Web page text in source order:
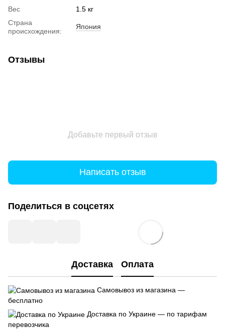
Вес
1.5 кг
Страна
происхождения:
Япония
Отзывы
Добавьте первый отзыв
Написать отзыв
Поделиться в соцсетях
Доставка Оплата
Самовывоз из магазина —
бесплатно
Доставка по Украине — по тарифам
перевозчика